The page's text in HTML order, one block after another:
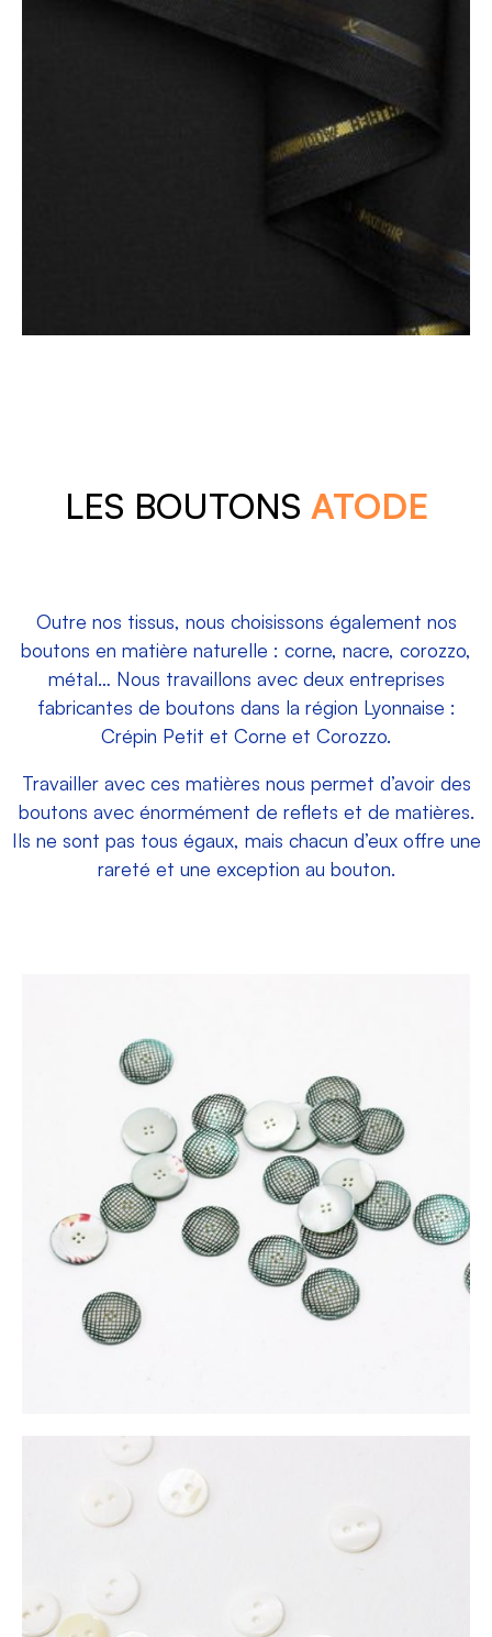
LES BOUTONS ATODE
Outre nos tissus, nous choisissons également nos
boutons en matière naturelle : corne, nacre, corozzo,
métal… Nous travaillons avec deux entreprises
fabricantes de boutons dans la région Lyonnaise :
Crépin Petit et Corne et Corozzo.
Travailler avec ces matières nous permet d’avoir des
boutons avec énormément de reflets et de matières.
Ils ne sont pas tous égaux, mais chacun d’eux offre une
rareté et une exception au bouton.